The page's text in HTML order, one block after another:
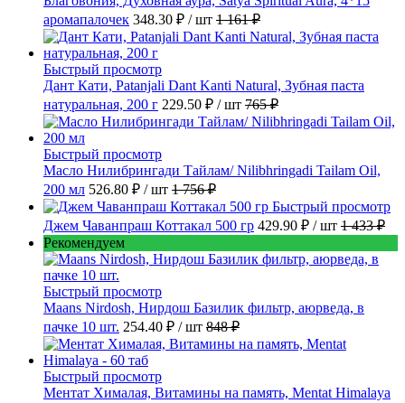
аромапалочек 348.30 ₽ / шт 1 161 ₽
Быстрый просмотр
Дант Кати, Patanjali Dant Kanti Natural, Зубная паста
натуральная, 200 г 229.50 ₽ / шт 765 ₽
Быстрый просмотр
Масло Нилибрингади Тайлам/ Nilibhringadi Tailam Oil,
200 мл 526.80 ₽ / шт 1 756 ₽
Быстрый просмотр
Джем Чаванпраш Коттакал 500 гр 429.90 ₽ / шт 1 433 ₽
Рекомендуем
Быстрый просмотр
Maans Nirdosh, Нирдош Базилик фильтр, аюрведа, в
пачке 10 шт. 254.40 ₽ / шт 848 ₽
Быстрый просмотр
Ментат Хималая, Витамины на память, Mentat Himalaya